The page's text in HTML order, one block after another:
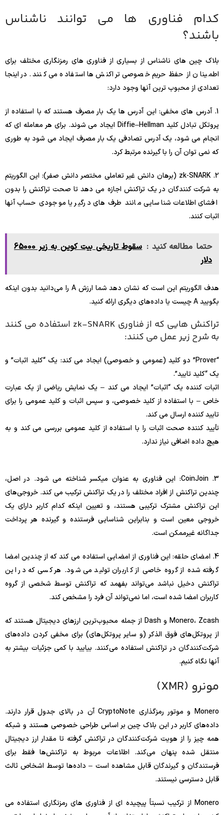
کدام فناوری ها می توانند ناشناس
باشند؟
بلاک چین های ناشناس از بسیاری از فناوری های رمزنگاری مختلف برای
اطمینان از حفظ حریم خصوصی تراکنش ها استفاده می کنند. در اینجا
تعدادی از محبوب ترین آنها وجود دارد:
1. آدرس های مخفی: این آدرس ها یک بار مصرف هستند که با استفاده از
پروتکل تبادل کلید Diffie–Hellman ایجاد می شوند. برای هر معامله ای که
انجام می شود، یک آدرس تصادفی یک بار مصرف ایجاد می شود به طوری
که نمی توان آن را با گیرنده مرتبط کرد.
2. zk-SNARK (برهان دانش غیر تعاملی مختصر دانش صفر): این الگوریتم
به شرکت کنندگان در یک تراکنش اجازه می دهد تا صحت تراکنش را بدون
افشای اطلاعات شناسایی مانند طرف های درگیر یا موجودی حساب آنها
اثبات کنند.
حتما مطالعه کنید :
سقوط تاریخی بیت کوین به زیر 65000
دلار
هدف الگوریتم این است که نشان دهد شما ارزش A را می‌دانید بدون اینکه
بگویید A چیست یا داده‌های دیگری ارائه کنید.
تراکنش هایی که از فناوری zk-SNARK استفاده می کنند
به شرح زیر عمل می کنند:
“Prover” دو کلید (عمومی و خصوصی) ایجاد می کند: یک “کلید اثبات” و
یک “کلید تایید”.
اثبات کننده یک “اثبات” ایجاد می کند – یک نمایش ریاضی از یک عبارت
خاص – با استفاده از کلید خصوصی، و سپس اثبات و کلید عمومی را برای
تایید کننده ارسال می کند.
تأیید کننده صحت اثبات را با استفاده از کلید عمومی بررسی می کند و به
هیچ داده اضافی نیاز ندارد.
3. CoinJoin: این فناوری به عنوان میکسر شناخته می شود. در اصل،
چندین تراکنش از افراد مختلف را در یک تراکنش ترکیب می کند. خروجی‌های
این تراکنش مشترک ترکیبی هستند، و تعیین اینکه کدام کاربر دارای یک
خروجی معین است و بنابراین شناسایی فرستنده و گیرنده هر پرداخت
جداگانه غیرممکن است.
4. امضای حلقه: این فناوری از امضایی استفاده می کند که از چندین امضا
گرفته شده از گروه خاصی از کاربران تولید می شود. هر کسی که در این
تراکنش دخیل نباشد می‌تواند بفهمد که تراکنش توسط شخصی از گروه
کاربران امضا شده است، اما نمی‌تواند آن فرد را مشخص کند.
Monero، Zcash و Dash از جمله محبوب‌ترین ارزهای دیجیتال هستند که
از پروتکل‌های فوق الذکر (و سایر پروتکل‌های) برای مخفی کردن داده‌های
شرکت‌کنندگان در تراکنش استفاده می‌کنند. بیایید با کمی جزئیات بیشتر به
آنها نگاه کنیم.
مونرو (XMR)
Monero و موتور رمزگذاری CryptoNote آن در بالای جدول قرار دارند.
داده‌های کاربر در این بلاک چین بر اساس طراحی خصوصی هستند و شبکه
همه چیز را از هویت شرکت‌کنندگان در تراکنش گرفته تا مقدار ارز دیجیتال
منتقل شده پنهان می‌کند. اطلاعات مربوط به تراکنش‌ها فقط برای
فرستندگان و گیرندگان قابل مشاهده است – داده‌ها توسط اشخاص ثالث
قابل دسترسی نیستند.
Monero از ترکیب نسبتاً پیچیده ای از فناوری های رمزنگاری استفاده می